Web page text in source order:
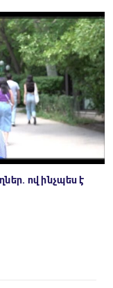
ով ինչպես է